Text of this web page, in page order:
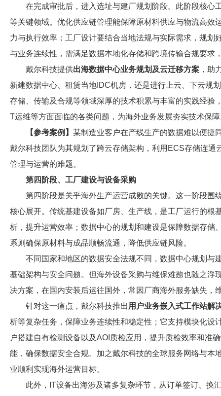
在完成审批后，进入选址与建厂规划阶段。此阶段核心
等关键领域。优化供应链管理能保障原材料供应与物流高
力与执行效率；工厂设计要结合当地法规与实际需求，规
与业务连续性，需满足数据本地化存储和跨境传输合规要求
戴尔科技提供出海数据中心业务规划及云迁移方案 ，助
新建数据中心、租赁当地IDC机房，还是进行上云、下云规
存储、传输及合规等领域深厚的技术积累与丰富的实践经
T运维等方面面临的各类问题，为海外业务发展夯实技术保
【参考案例】 某制造业客户在产线生产的数据难以便捷
戴尔科技团队为其规划了跨云存储架构，利用ECS存储连
管理与运营的难题。
第四阶段、工厂建设与设备采购
第四阶段是关乎海外生产运营成败的关键。这一阶段围
核心展开。传统基建设备如厂房、生产线，是工厂运行的
析，提升运营效率；数据中心的规划和建设是保障数据存
系则确保原材料与成品顺畅流通，降低供应链风险。
不同国家和地区的数据安全法规不同，数据中心规划与
基础架构与安全问题。但海外设备采购与维保难题也随之
决方案，在国内安装后运往国外，常因厂商海外服务缺失，
针对这一痛点，戴尔科技推出 用户业务嵌入式工作站解
析等复杂任务，保障业务连续性和稳定性；它支持模块化
户搭建自有检测设备以及AOI质检应用，提升质检效率和准
能，确保数据安全合规。加之戴尔科技的全球服务网络与
业顺利实现海外运营目标。
此外，IT设备出海涉及诸多复杂环节，从订单签订、换